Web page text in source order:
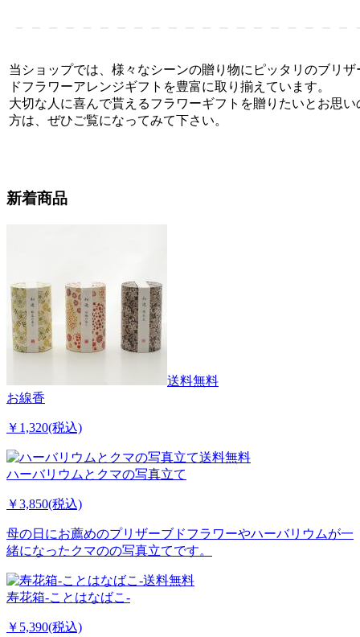
当ショップでは、様々なシーンの贈り物にピッタリのブリザ
ドフラワーアレンジギフトを豊富に取り揃えています。
大切な人に喜んで貰えるフラワーギフトを贈りたいとお思い
方は、ぜひご覧になってみて下さい。
新着商品
送料無料
お線香
￥1,320(税込)
送料無料
ハーバリウムとクマの写真立て
￥3,850(税込)
母の日にお薦めのプリザーブドフラワーやハーバリウムが一
緒になったクマのの写真立てです。
送料無料
寿花箱-ことはなばこ-
￥5,390(税込)